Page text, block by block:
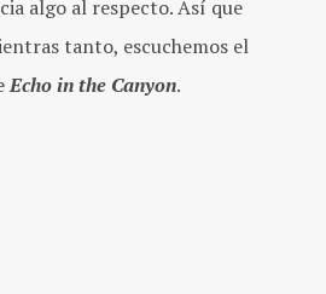
algo al respecto. Así que
tanto, escuchemos el
Echo in the Canyon.